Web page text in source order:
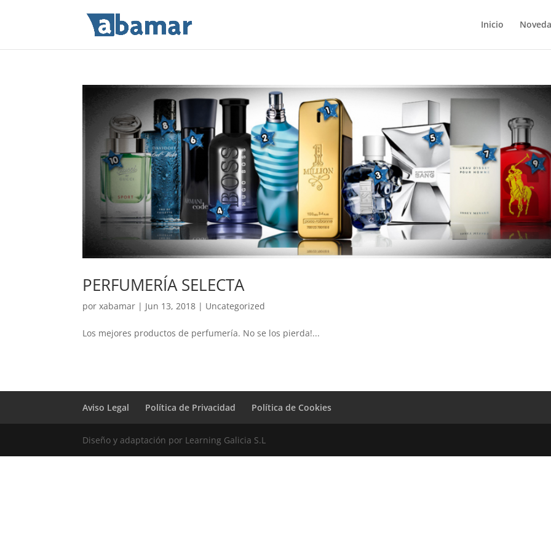
Inicio
PERFUMERÍA SELECTA
porxabamar | Jun 13, 2018 | Uncategorized
Los mejores productos de perfumería. No se los pierda!...
Aviso Legal Política de Privacidad Política de Cookies
Diseño y adaptación por Learning Galicia S.L